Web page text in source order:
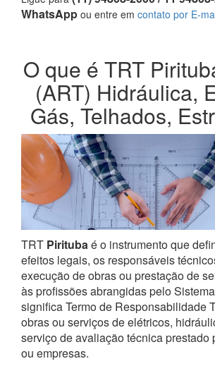
WhatsApp ou entre em contato por E-
O que é TRT
(ART) Hidráulica,
Gás, Telhados,
TRT Piritubaé o instrumento que
efeitos legais, os responsáveis
execução de obras ou prestação de
às profissões abrangidas pelo
significa Termo de Responsabilidade
obras ou serviços de elétricos,
serviço de avaliação técnica prestado
ou empresas.